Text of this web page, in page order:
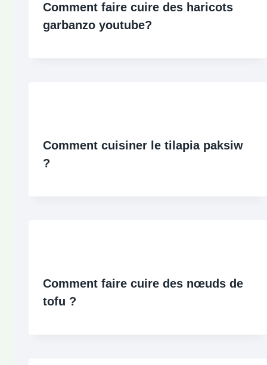
Comment faire cuire des haricots
garbanzo youtube?
Comment cuisiner le tilapia paksiw
?
Comment faire cuire des nœuds de
tofu ?